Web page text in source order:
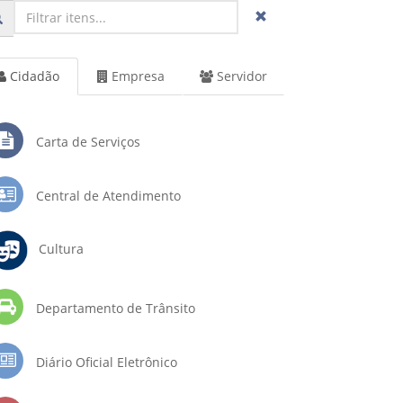
Cidadão Empresa Servidor
Carta de Serviços
Central de Atendimento
Cultura
Departamento de Trânsito
Diário Oficial Eletrônico